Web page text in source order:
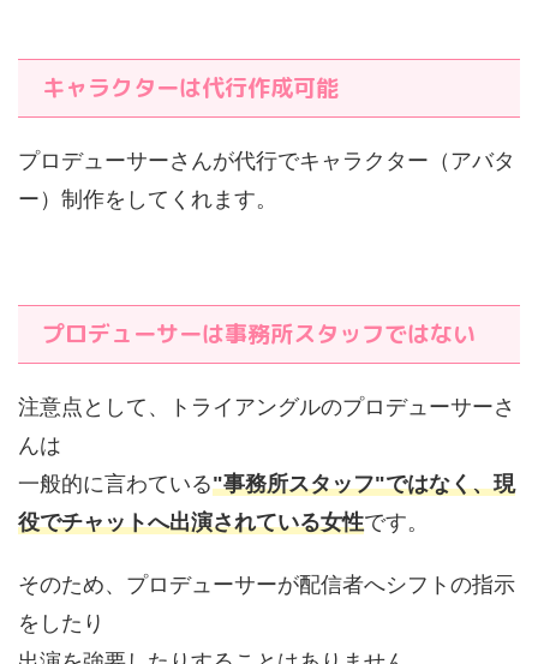
キャラクターは代行作成可能
プロデューサーさんが代行でキャラクター（アバタ
ー）制作をしてくれます。
プロデューサーは事務所スタッフではない
注意点として、トライアングルのプロデューサーさ
んは
一般的に言わている"事務所スタッフ"ではなく、現
役でチャットへ出演されている女性です。
そのため、プロデューサーが配信者へシフトの指示
をしたり